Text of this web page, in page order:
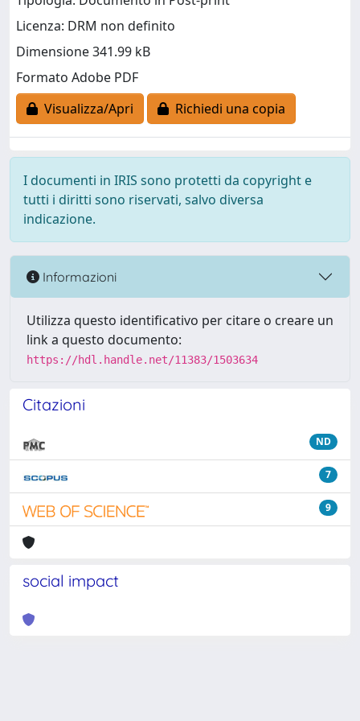
Licenza: DRM non definito
Dimensione 341.99 kB
Formato Adobe PDF
Visualizza/Apri
Richiedi una copia
I documenti in IRIS sono protetti da copyright e
tutti i diritti sono riservati, salvo diversa
indicazione.
Informazioni
Utilizza questo identificativo per citare o creare un
link a questo documento:
https://hdl.handle.net/11383/1503634
Citazioni
ND
7
9
social impact